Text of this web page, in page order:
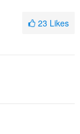
23 Likes